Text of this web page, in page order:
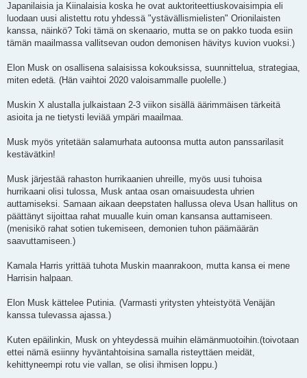
Japanilaisia ja Kiinalaisia koska he ovat auktoriteettiuskovaisimpia eli
luodaan uusi alistettu rotu yhdessä "ystävällismielisten" Orionilaisten
kanssa, näinkö? Toki tämä on skenaario, mutta se on pakko tuoda esiin
tämän maailmassa vallitsevan oudon demonisen hävitys kuvion vuoksi.)
Elon Musk on osallisena salaisissa kokouksissa, suunnittelua, strategiaa,
miten edetä. (Hän vaihtoi 2020 valoisammalle puolelle.)
Muskin X alustalla julkaistaan 2-3 viikon sisällä äärimmäisen tärkeitä
asioita ja ne tietysti leviää ympäri maailmaa.
Musk myös yritetään salamurhata autoonsa mutta auton panssarilasit
kestävätkin!
Musk järjestää rahaston hurrikaanien uhreille, myös uusi tuhoisa
hurrikaani olisi tulossa, Musk antaa osan omaisuudesta uhrien
auttamiseksi. Samaan aikaan deepstaten hallussa oleva Usan hallitus on
päättänyt sijoittaa rahat muualle kuin oman kansansa auttamiseen.
(menisikö rahat sotien tukemiseen, demonien tuhon päämäärän
saavuttamiseen.)
Kamala Harris yrittää tuhota Muskin maanrakoon, mutta kansa ei mene
Harrisin halpaan.
Elon Musk kättelee Putinia. (Varmasti yritysten yhteistyötä Venäjän
kanssa tulevassa ajassa.)
Kuten epäilinkin, Musk on yhteydessä muihin elämänmuotoihin.(toivotaan
ettei nämä esiinny hyväntahtoisina samalla risteyttäen meidät,
kehittyneempi rotu vie vallan, se olisi ihmisen loppu.)